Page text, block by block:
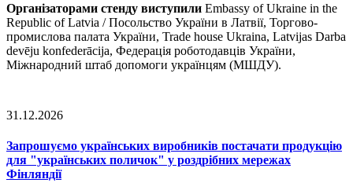
Організаторами стенду виступили Embassy of Ukraine in the
Republic of Latvia / Посольство України в Латвії, Торгово-
промислова палата України, Trade house Ukraina, Latvijas Darba
devēju konfederācija, Федерація роботодавців України,
Міжнародний штаб допомоги українцям (МШДУ).
31.12.2026
Запрошуємо українських виробників постачати продукцію
для "українських поличок" у роздрібних мережах
Фінляндії